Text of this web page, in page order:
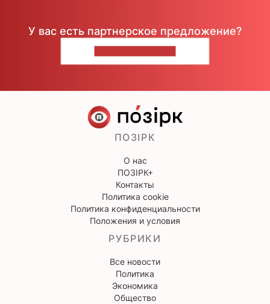
У вас есть партнерское предложение?
ПОЗІРК
О нас
ПОЗІРК+
Контакты
Политика cookie
Политика конфиденциальности
Положения и условия
РУБРИКИ
Все новости
Политика
Экономика
Общество